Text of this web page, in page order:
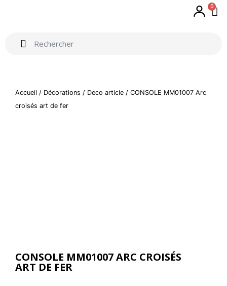
0
Accueil / Décorations / Deco article / CONSOLE MM01007 Arc
croisés art de fer
CONSOLE MM01007 ARC CROISÉS
ART DE FER